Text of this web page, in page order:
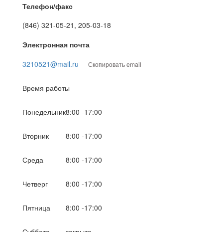
Телефон/факс
(846) 321-05-21, 205-03-18
Электронная почта
3210521@mail.ru
Скопировать email
Время работы
Понедельник8:00 -17:00
Вторник 8:00 -17:00
Среда 8:00 -17:00
Четверг 8:00 -17:00
Пятница 8:00 -17:00